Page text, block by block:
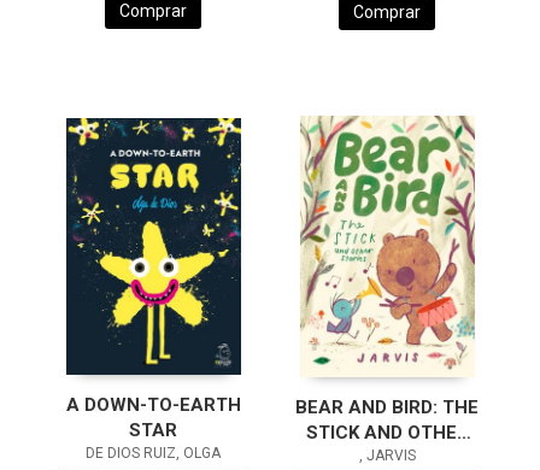
Comprar Comprar
A DOWN-TO-EARTH
STAR
DE DIOS RUIZ, OLGA
BEAR AND BIRD: THE
STICK AND OTHER
STORIES
, JARVIS